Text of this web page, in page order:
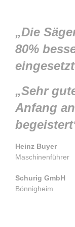
„Die
80%
„Sehr
Anfang
Heinz Buyer
Maschinenführer
Schurig GmbH
Bönnigheim